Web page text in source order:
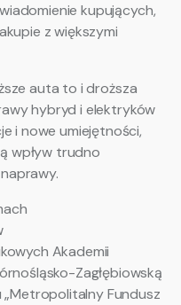
kupujących,
z większymi
auta to i droższa
hybryd i elektryków
i nowe umiejętności,
wpływ trudno
Akademii
Zagłębiowską
Fundusz